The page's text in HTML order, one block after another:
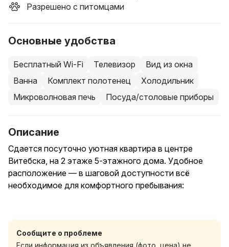
Разрешено с питомцами
Основные удобства
Бесплатный Wi-Fi Телевизор
Вид из окна
Ванна
Комплект полотенец
Холодильник
Микроволновая печь
Посуда/столовые приборы
Описание
Сдается посуточно уютная квартира в центре
Витебска, на 2 этаже 5-этажного дома. Удобное
расположение — в шаговой доступности всё
необходимое для комфортного пребывания:
- Большой гипермаркет
- Сушибар, аптеки
Сообщите о проблеме
Если информация из объявления (фото, цена) не